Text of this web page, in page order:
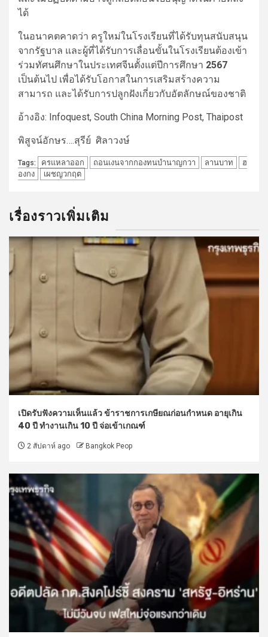
ได้
ในอนาคตคาดว่า ครูใหม่ในโรงเรียนที่ได้รับทุนสนับสนุน
จากรัฐบาล และผู้ที่ได้รับการเลื่อนขั้นในโรงเรียนต้องเข้า
ร่วมทัศนศึกษาในประเทศจีนตั้งแต่ปีการศึกษา 2567
เป็นต้นไป เพื่อได้รับโอกาสในการเสริมสร้างความ
สามารถ และได้รับการปลูกฝังเกี่ยวกับอัตลักษณ์ของชาติ
อ้างอิง: Infoquest, South China Morning Post, Thaipost
พิสูจน์อักษร….สุรีย์ ศิลาวงษ์
Tags: ครแหลาออก ถอนเงนจากกองทนบำนาญกวา ลานบาท
ฮ
องกง
เผชญวกฤต
เรื่องราวเพิ่มเติม
เปิดรับฟังความเห็นแล้ว ข้าราชการเกษียณก่อนกำหนด อายุเกิน
40 ปี ทำงานเกิน 10 ปี จ่อเข้าเกณฑ์
2 สัปดาห์ ago Bangkok Peop